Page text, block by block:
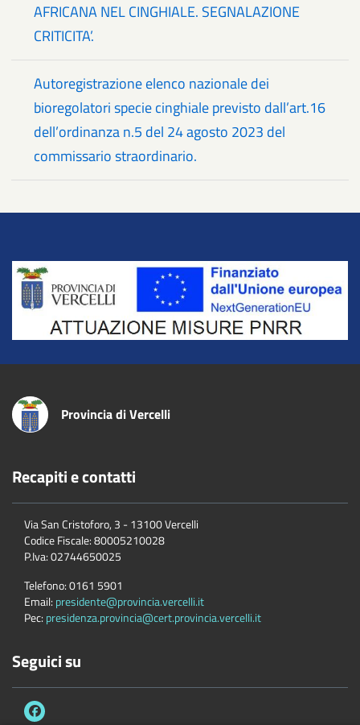
AFRICANA NEL CINGHIALE. SEGNALAZIONE
CRITICITA’.
Autoregistrazione elenco nazionale dei
bioregolatori specie cinghiale previsto dall’art.16
dell’ordinanza n.5 del 24 agosto 2023 del
commissario straordinario.
Title
Provincia di Vercelli
Recapiti e contatti
Via San Cristoforo, 3 - 13100 Vercelli
Codice Fiscale:80005210028
P.Iva:02744650025
Telefono:0161 5901
Email: presidente@provincia.vercelli.it
Pec: presidenza.provincia@cert.provincia.vercelli.it
Seguici su